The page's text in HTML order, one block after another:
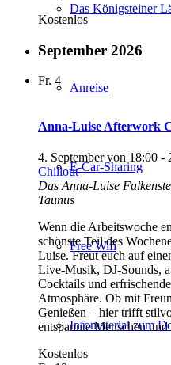
Das Königsteiner
Anreise
E-Car-Sharing
Free Wifi
Infomaterial zum
Kostenlos
September 2026
Fr. 4
Anna-Luise Afterwork
4. September von 18:00 -
Chillout
Das Anna-Luise
Taunus
Wenn die Arbeitswoche
schönste Teil des
Luise. Freut euch auf
Live-Musik, DJ-Sounds,
Cocktails und
Atmosphäre. Ob mit
Genießen – hier trifft
entspannte Menschen
Kostenlos